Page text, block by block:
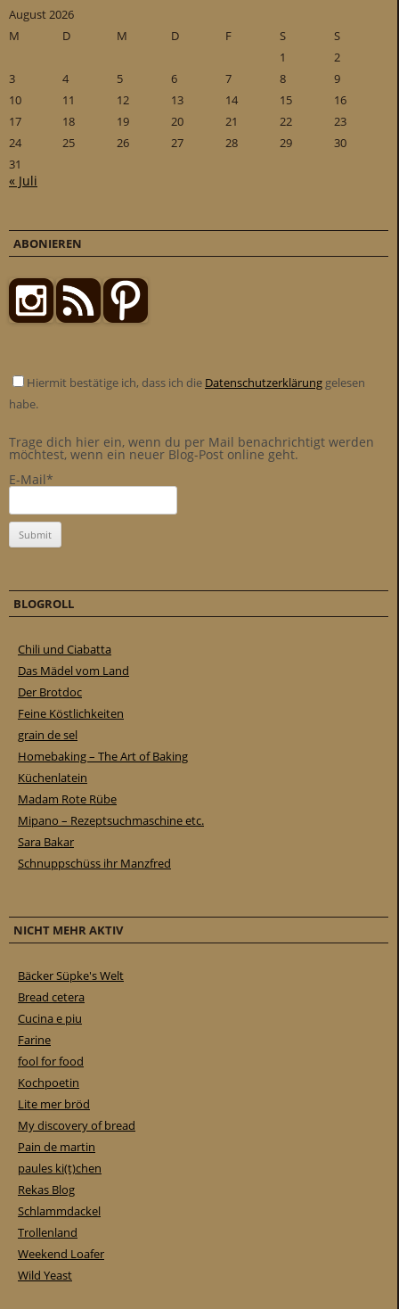
August 2026
M
D M D F S
S
1
2
3
4 5 6 7 8
9
10
11 12 13 14 15
16
17
18 19 20 21 22
23
24
25 26 27 28 29
30
31
« Juli
ABONIEREN
Hiermit bestätige ich, dass ich die Datenschutzerklärung gelesen
habe.
Trage dich hier ein, wenn du per Mail benachrichtigt werden
möchtest, wenn ein neuer Blog-Post online geht.
E-Mail*
BLOGROLL
Chili und Ciabatta
Das Mädel vom Land
Der Brotdoc
Feine Köstlichkeiten
grain de sel
Homebaking – The Art of Baking
Küchenlatein
Madam Rote Rübe
Mipano – Rezeptsuchmaschine etc.
Sara Bakar
Schnuppschüss ihr Manzfred
NICHT MEHR AKTIV
Bäcker Süpke's Welt
Bread cetera
Cucina e piu
Farine
fool for food
Kochpoetin
Lite mer bröd
My discovery of bread
Pain de martin
paules ki(t)chen
Rekas Blog
Schlammdackel
Trollenland
Weekend Loafer
Wild Yeast